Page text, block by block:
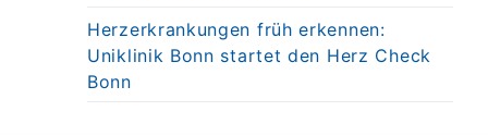
Herzerkrankungen früh erkennen:
Uniklinik Bonn startet den Herz Check
Bonn